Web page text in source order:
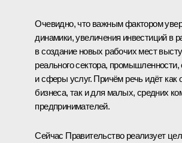
Очевидно, что важным фактором
динамики, увеличения инвестиций в
в создание новых рабочих мест
реального сектора, промышленности,
и сферы услуг. Причём речь идёт как
бизнеса, так и для малых, средних
предпринимателей.
Сейчас Правительство реализует